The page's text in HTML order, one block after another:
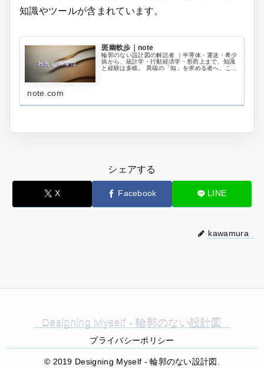
知識やツールが含まれています。
斑幽軟歩｜note
輪郭のない設計図の解読者 ｜半導体・運送・希少
病から、統計学・行動経済学・形而上まで、知識
と経験は多岐。 異端の「知」を求める者へ、この
note.com
シェアする
X Facebook LINE
kawamura
Designing Myself - 輪郭のない設計図
プライバシーポリシー
© 2019 Designing Myself - 輪郭のない設計図.